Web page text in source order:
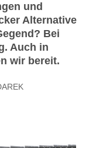
und
Alternative
Bei
Auch in
wir bereit.